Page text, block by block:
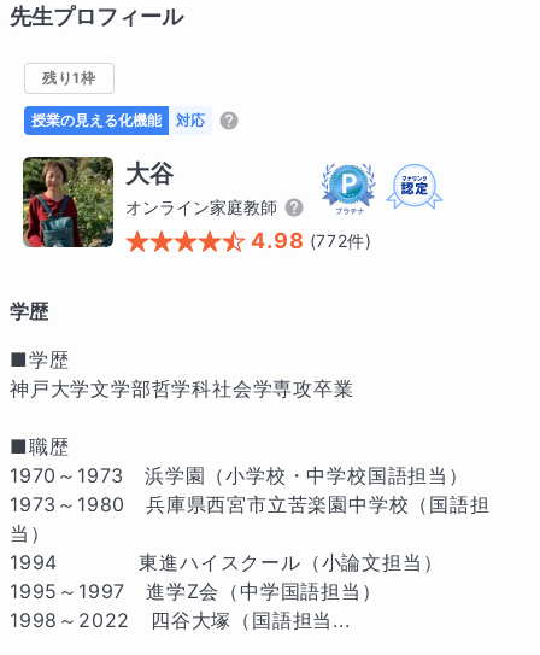
先生プロフィール
残り1枠
授業の見える化機能 対応
大谷
オンライン家庭教師
4.98 (772件)
学歴
■学歴
神戸大学文学部哲学科社会学専攻卒業
■職歴
1970～1973　浜学園（小学校・中学校国語担当）
1973～1980　兵庫県西宮市立苦楽園中学校（国語担
当）
1994　　　　東進ハイスクール（小論文担当）
1995～1997　進学Z会（中学国語担当）
1998～2022　四谷大塚（国語担当...